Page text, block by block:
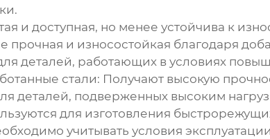
и доступная, но менее устойчива к
прочная и износостойкая благодаря
деталей, работающих в условиях
стали: Получают высокую
деталей, подверженных высоким
для изготовления
учитывать условия